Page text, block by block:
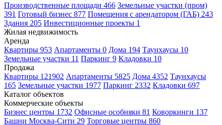
Производственные площади 466 Земельные участки (пром)
391 Готовый бизнес 877 Помещения с арендатором (ГАБ) 243
Здания 205 Инвестиционные проекты 1
Жилая недвижимость
Аренда
Квартиры 953 Апартаменты 0 Дома 194 Таунхаусы 10
Земельные участки 11 Паркинг 9 Кладовки 10
Продажа
Квартиры 121902 Апартаменты 5825 Дома 4352 Таунхаусы
165 Земельные участки 1977 Паркинг 2332 Кладовки 697
Каталог объектов
Коммерческие объекты
Бизнес центры 1732 Офисные особняки 81 Коворкинги 137
Башни Москва-Сити 29 Торговые центры 860